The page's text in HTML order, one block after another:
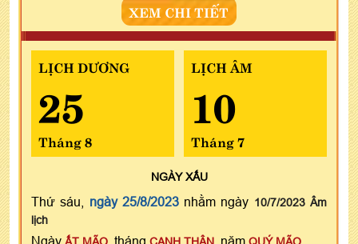
XEM CHI TIẾT
LỊCH DƯƠNG
25
Tháng 8
LỊCH ÂM
10
Tháng 7
NGÀYXẤU
Thứ sáu, ngày 25/8/2023nhằm ngày 10/7/2023 Âm
lịch
Ngày , tháng , năm